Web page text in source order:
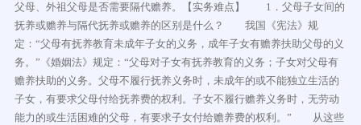
父母、外祖父母是否需要隔代赡养。【实务难点】 1．父母子女间的
抚养或赡养与隔代抚养或赡养的区别是什么？ 我国《宪法》规
定：“父母有抚养教育未成年子女的义务，成年子女有赡养扶助父母的义
务。”《婚姻法》规定：“父母对子女有抚养教育的义务；子女对父母有
赡养扶助的义务。父母不履行抚养义务时，未成年的或不能独立生活的
子女，有要求父母付给抚养费的权利。子女不履行赡养义务时，无劳动
能力的或生活困难的父母，有要求子女付给赡养费的权利。” 从这些